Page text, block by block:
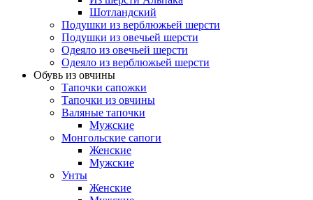
Шотландский
Подушки из верблюжьей шерсти
Подушки из овечьей шерсти
Одеяло из овечьей шерсти
Одеяло из верблюжьей шерсти
Обувь из овчины
Тапочки сапожки
Тапочки из овчины
Валяные тапочки
Мужские
Монгольские сапоги
Женские
Мужские
Унты
Женские